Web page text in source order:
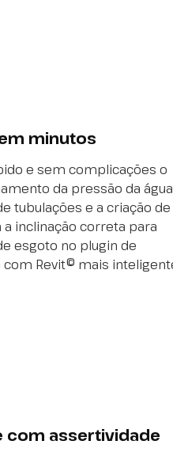
minutos
e sem complicações o
da pressão da
tubulações e a criação de
inclinação correta para
esgoto no plugin de
com Revit© mais
com assertividade